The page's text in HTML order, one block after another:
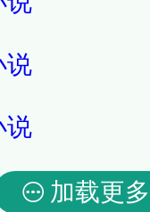
说
说
加载更多